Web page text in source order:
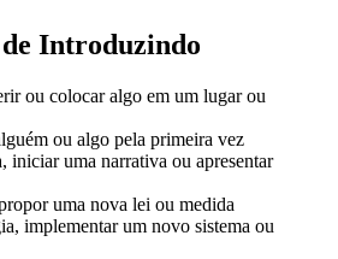
de Introduzindo
ou colocar algo em um lugar ou
ou algo pela primeira vez
iniciar uma narrativa ou apresentar
uma nova lei ou medida
implementar um novo sistema ou